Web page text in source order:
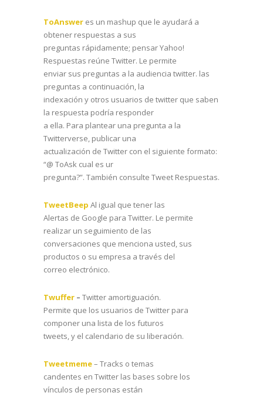
ToAnswer es un mashup que le ayudará a
obtener respuestas a sus
preguntas rápidamente; pensar Yahoo!
Respuestas reúne Twitter. Le permite
enviar sus preguntas a la audiencia twitter. las
preguntas a continuación, la
indexación y otros usuarios de twitter que saben
la respuesta podría responder
a ella. Para plantear una pregunta a la
Twitterverse, publicar una
actualización de Twitter con el siguiente formato:
“@ ToAsk cual es ur
pregunta?”. También consulte Tweet Respuestas.
TweetBeep Al igual que tener las
Alertas de Google para Twitter. Le permite
realizar un seguimiento de las
conversaciones que menciona usted, sus
productos o su empresa a través del
correo electrónico.
Twuffer – Twitter amortiguación.
Permite que los usuarios de Twitter para
componer una lista de los futuros
tweets, y el calendario de su liberación.
Tweetmeme– Tracks o temas
candentes en Twitter las bases sobre los
vínculos de personas están